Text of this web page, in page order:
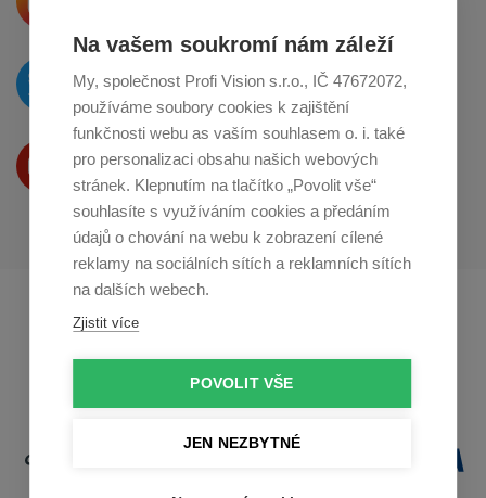
Na vašem soukromí nám záleží
My, společnost Profi Vision s.r.o., IČ 47672072,
používáme soubory cookies k zajištění
funkčnosti webu as vaším souhlasem o. i. také
pro personalizaci obsahu našich webových
stránek. Klepnutím na tlačítko „Povolit vše“
souhlasíte s využíváním cookies a předáním
údajů o chování na webu k zobrazení cílené
reklamy na sociálních sítích a reklamních sítích
na dalších webech.
Zjistit více
POVOLIT VŠE
JEN NEZBYTNÉ
O novinkách píšeme
naTwitteru
Produkty Vám představujeme
na Youtube
Profikuchar.sk